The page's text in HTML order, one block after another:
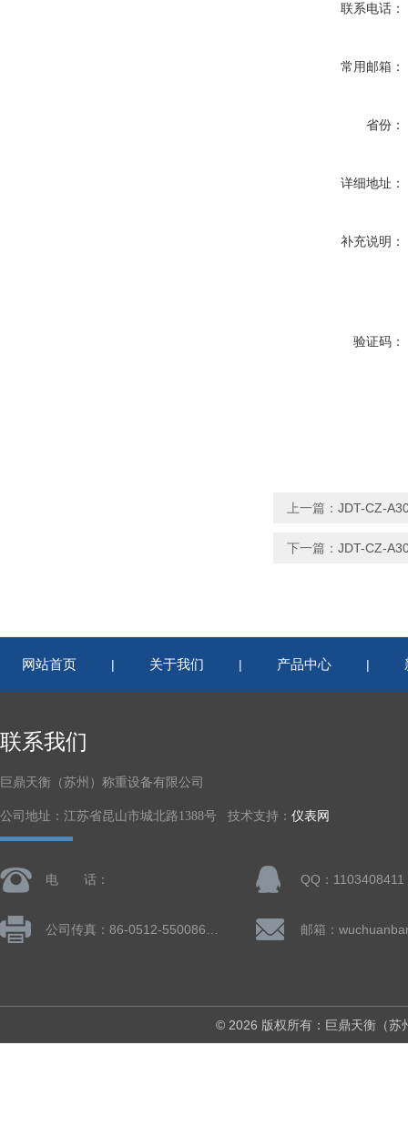
联系电话：
常用邮箱：
省份：
详细地址：
补充说明：
验证码：
上一篇： JDT-CZ-
下一篇： JDT-CZ-
网站首页 | 关于我们 | 产品中心 |
联系我们
巨鼎天衡（苏州）称重设备有限公司
公司地址：江苏省昆山市城北路1388号 技术支持： 仪表网
电 话： QQ：1103408411
© 2026 版权所有：巨鼎天衡（